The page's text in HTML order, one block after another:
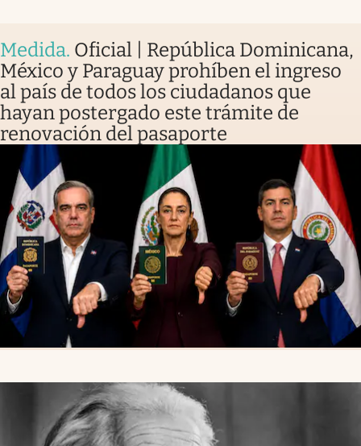
Medida. Oficial | República Dominicana,
México y Paraguay prohíben el ingreso
al país de todos los ciudadanos que
hayan postergado este trámite de
renovación del pasaporte